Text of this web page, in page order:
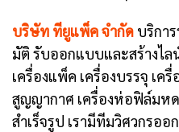
บริษัท ทียูแพ็ค จำกัด บริกา
มัติ รับออกแบบและสร้างไ
เครื่องแพ็ค เครื่องบรรจุ เ
สูญญากาศ เครื่องห่อฟิล์มหด
สำเร็จรูป เรามีทีมวิศวกรอ